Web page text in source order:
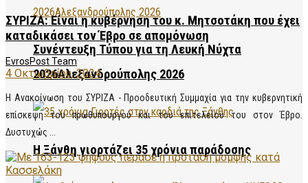
Συνέντευξη Τύπου για τη Λευκή Νύχτα
2026Αλεξανδρούπολης 2026
Η Ξάνθη γιορτάζει 35 χρόνια παράδοσης
ΣΥΡΙΖΑ: Είναι η κυβέρνηση του κ. Μητσοτάκη που έχει
καταδικάσει τον Έβρο σε απομόνωση
EvrosPost Team
4 Οκτωβρίου, 2024
Η Ανακοίνωση του ΣΥΡΙΖΑ - Προοδευτική Συμμαχία για την κυβερνητική
επίσκεψη του πρωθυπουργού και του επιτελείου του στον Έβρο.
Δυστυχώς ...